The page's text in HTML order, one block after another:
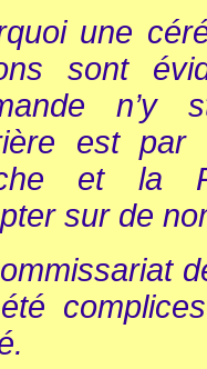
une
sont
n’y
est par
et la
sur de